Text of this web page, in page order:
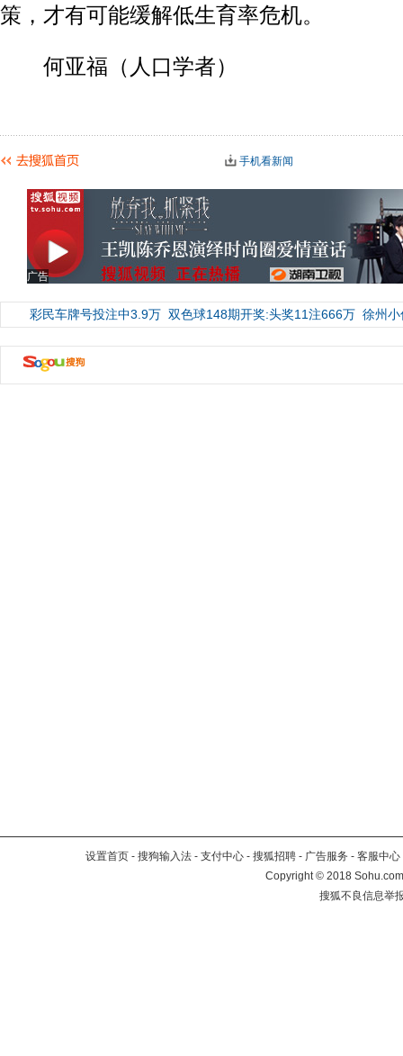
策，才有可能缓解低生育率危机。
何亚福（人口学者）
手机看新闻
广告
彩民车牌号投注中3.9万 双色球148期开奖:头奖11注666万 徐州
设置首页 - 搜狗输入法 - 支付中心 - 搜狐招聘 - 广告服务 - 客服中心
Copyright©2018
搜狐不良信息举